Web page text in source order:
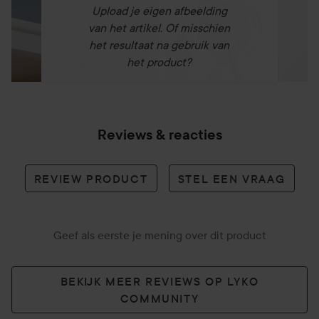
Na het reinigen met Micellair Water spoel je het af met
lauwwarm water. Je zult merken dat je huid schoon en fris
is, zonder verstopte poriën.
Upload je eigen afbeelding
van het artikel. Of misschien
het resultaat na gebruik van
het product?
Reviews & reacties
REVIEW PRODUCT STEL EEN VRAAG
Geef als eerste je mening over dit product
BEKIJK MEER REVIEWS OP LYKO
COMMUNITY